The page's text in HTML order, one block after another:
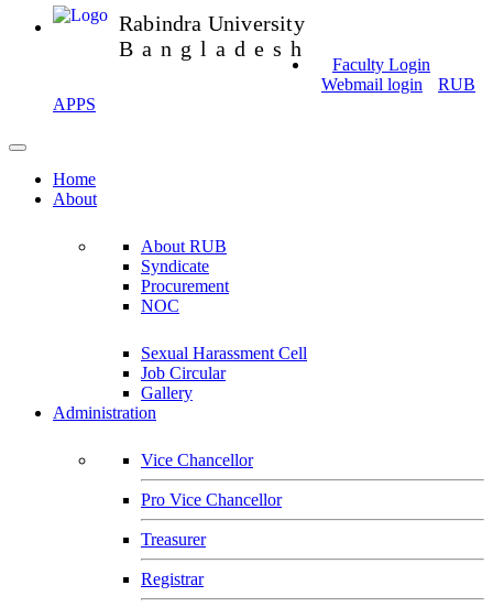
Rabindra University
Bangladesh
Faculty Login
Webmail login
RUB
APPS
Home
About
About RUB
Syndicate
Procurement
NOC
Sexual Harassment Cell
Job Circular
Gallery
Administration
Vice Chancellor
Pro Vice Chancellor
Treasurer
Registrar